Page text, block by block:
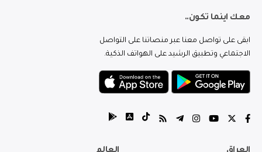
معك اينما تكون..
ابقى على تواصل معنا عبر منصاتنا على التواصل
الاجتماعي وتطبيق الرشيد على الهواتف الذكية.